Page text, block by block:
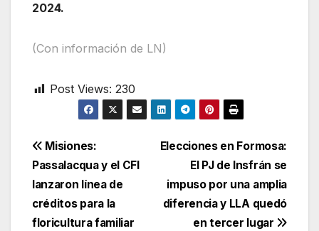
2024.
(Con información de LN)
Post Views: 230
Navegación
de
entradas
Elecciones en Formosa:
El PJ de Insfrán se
impuso por una amplia
diferencia y LLA quedó
en tercer lugar
Misiones:
Passalacqua y el CFI
lanzaron línea de
créditos para la
floricultura familiar